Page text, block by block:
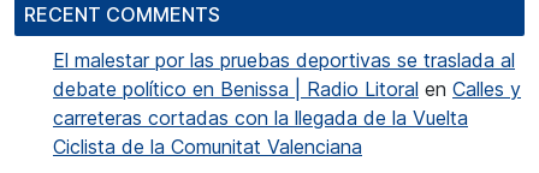
RECENT COMMENTS
El malestar por las pruebas deportivas se traslada al
debate político en Benissa | Radio Litoral en Calles y
carreteras cortadas con la llegada de la Vuelta
Ciclista de la Comunitat Valenciana